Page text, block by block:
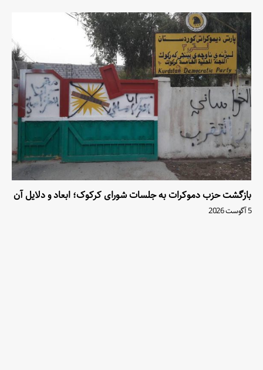
بازگشت حزب دموکرات به جلسات شورای کرکوک؛ ابعاد و دلایل آن
5 آگوست 2026